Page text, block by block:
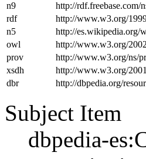
n9
http://rdf.freebase.com/
rdf
http://www.w3.org/
n5
http://es.wikipedia.org/
owl
http://www.w3.org/
prov
http://www.w3.org/ns/
xsdh
http://www.w3.org/
dbr
http://dbpedia.org/
Subject Item
dbpedia-